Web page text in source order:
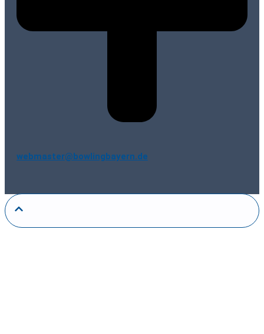
webmaster@bowlingbayern.de